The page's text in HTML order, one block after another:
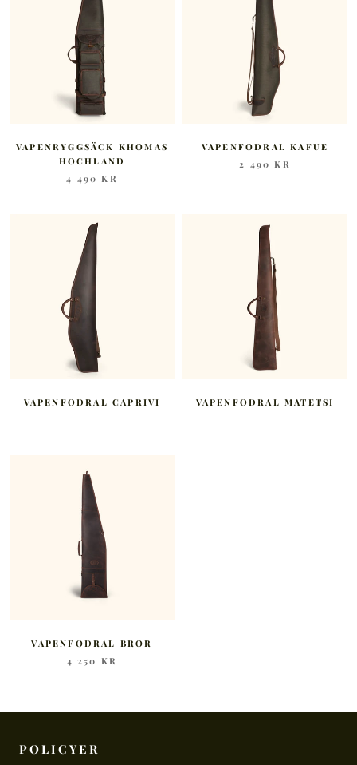
VAPENRYGGSÄCK KHOMAS
HOCHLAND
4 490 KR
VAPENFODRAL KAFUE
2 490 KR
VAPENFODRAL CAPRIVI VAPENFODRAL MATETSI
VAPENFODRAL BROR
4 250 KR
POLICYER